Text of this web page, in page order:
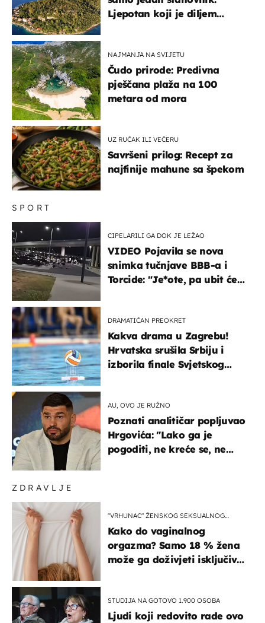
ZDRAVLJE
"VRHUNAC" ŽENSKOG SEKSUALNOG
Kako do vaginalnog
orgazma? Samo 18 % žena
može ga doživjeti isključivo
STUDIJA NA GOTOVO 1.900 OSOBA
Ljudi koji redovito rade ovo
SPORT
CIPELARILI GA DOK JE LEŽAO
VIDEO Pojavila se nova
snimka tučnjave BBB-a i
Torcide: "Je*ote, pa ubit će
DRAMATIČAN PREOKRET
Kakva drama u Zagrebu!
Hrvatska srušila Srbiju i
izborila finale Svjetskog
AU, OVO JE RUŽNO
Poznati analitičar popljuvao
Hrgovića: "Lako ga je
pogoditi, ne kreće se, ne
Ljepotan koji je diljem
NAJMANJA NA SVIJETU
Čudo prirode: Predivna
pješčana plaža na 100
metara od mora
UZ RUČAK ILI VEČERU
Savršeni prilog: Recept za
najfinije mahune sa špekom